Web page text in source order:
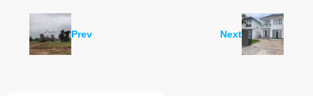
Prev Next